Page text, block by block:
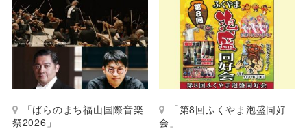
「ばらのまち福山国際音楽
祭2026」
「第8回ふくやま泡盛同好
会」